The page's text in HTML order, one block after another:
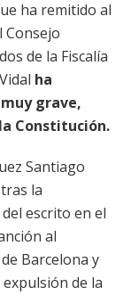
ha remitido al
Consejo
de la Fiscalía
ha
grave,
Constitución.
Santiago
la
escrito en el
al
Barcelona y
de la